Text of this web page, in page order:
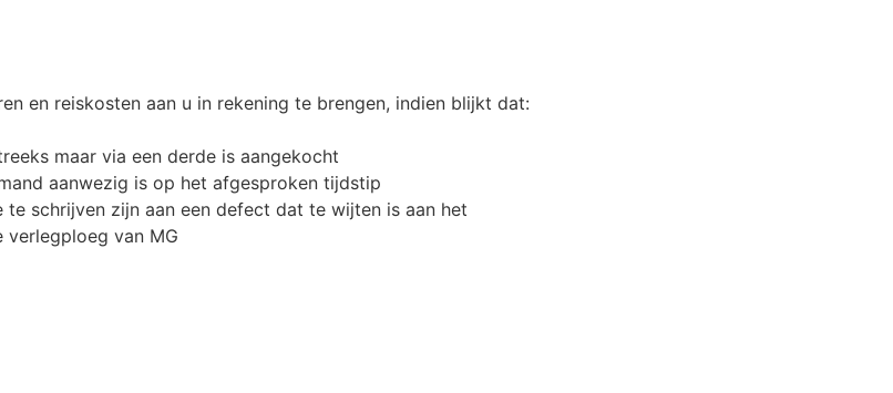
en reiskosten aan u in rekening te brengen, indien blijkt dat:
maar via een derde is aangekocht
aanwezig is op het afgesproken tijdstip
schrijven zijn aan een defect dat te wijten is aan het
van MG